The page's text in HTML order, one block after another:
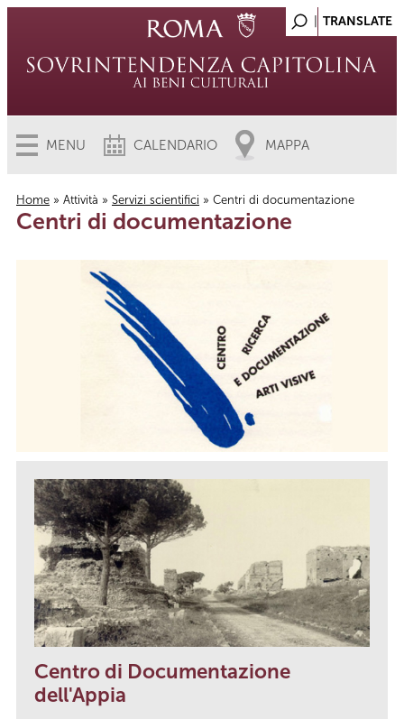
MENU CALENDARIO MAPPA
Tu sei qui
Home » Attività » Servizi scientifici » Centri di documentazione
Centri di documentazione
Centro di Documentazione
dell'Appia